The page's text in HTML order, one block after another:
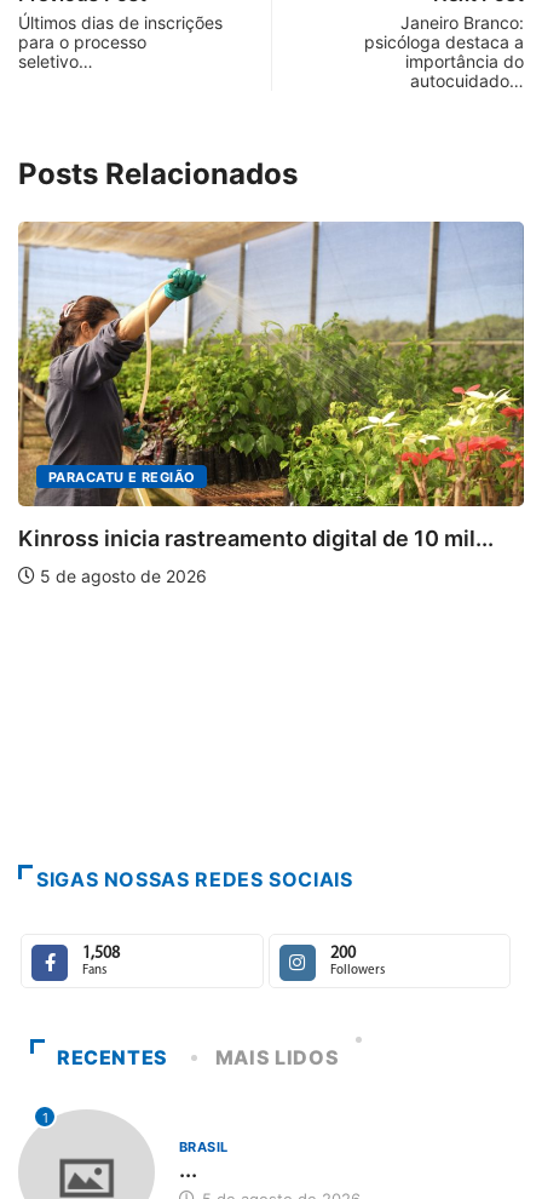
Últimos dias de inscrições
para o processo
seletivo…
Janeiro Branco:
psicóloga destaca a
importância do
autocuidado…
Posts Relacionados
REGIÃO
rastreamento digital de 10 mil...
2026
DESTAQUES
Mia
SIGAS NOSSAS REDES SOCIAIS
1,508
Fans
200
Followers
RECENTES MAIS LIDOS
1
BRASIL
...